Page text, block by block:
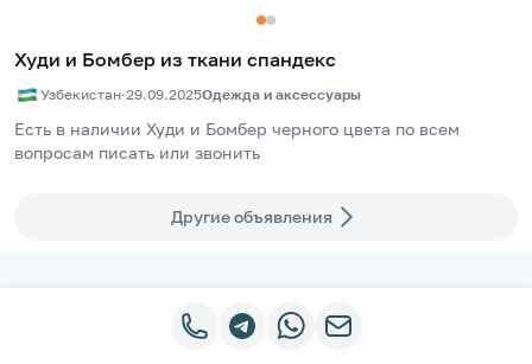
Худи и Бомбер из ткани спандекс
Узбекистан·29.09.2025Одежда и аксессуары
Eсть в наличии Худи и Бомбер черного цвета по всем
вопросам писать или звонить
Другие объявления